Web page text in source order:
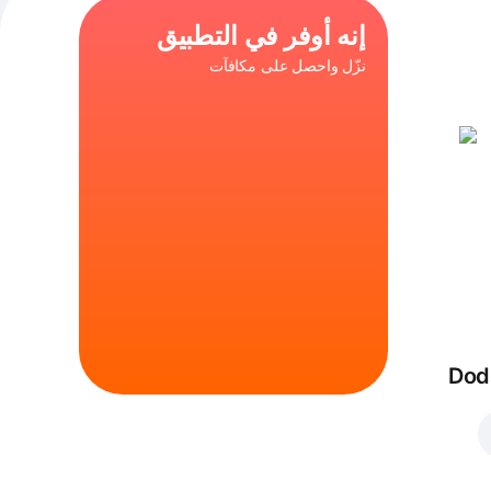
إنه أوفر في التطبيق
نزّل واحصل على مكافآت